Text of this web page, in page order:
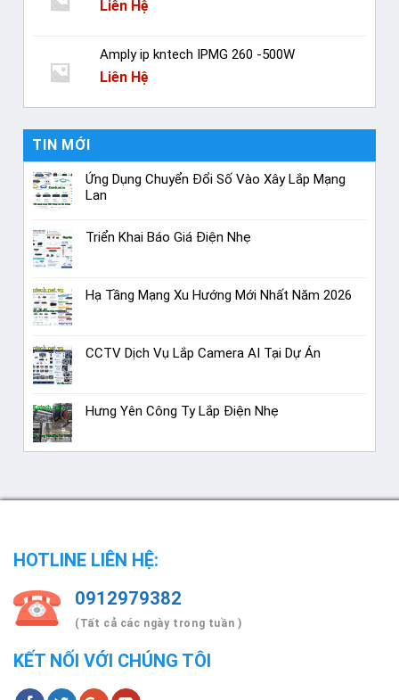
Liên Hệ
Amply ip kntech IPMG 260 -500W
Liên Hệ
TIN MỚI
Ứng Dụng Chuyển Đổi Số Vào Xây Lắp Mạng
Lan
Triển Khai Báo Giá Điện Nhẹ
Hạ Tầng Mạng Xu Hướng Mới Nhất Năm 2026
CCTV Dịch Vụ Lắp Camera AI Tại Dự Án
Hưng Yên Công Ty Lắp Điện Nhẹ
HOTLINE LIÊN HỆ:
0912979382
(Tất cả các ngày trong tuần )
KẾT NỐI VỚI CHÚNG TÔI